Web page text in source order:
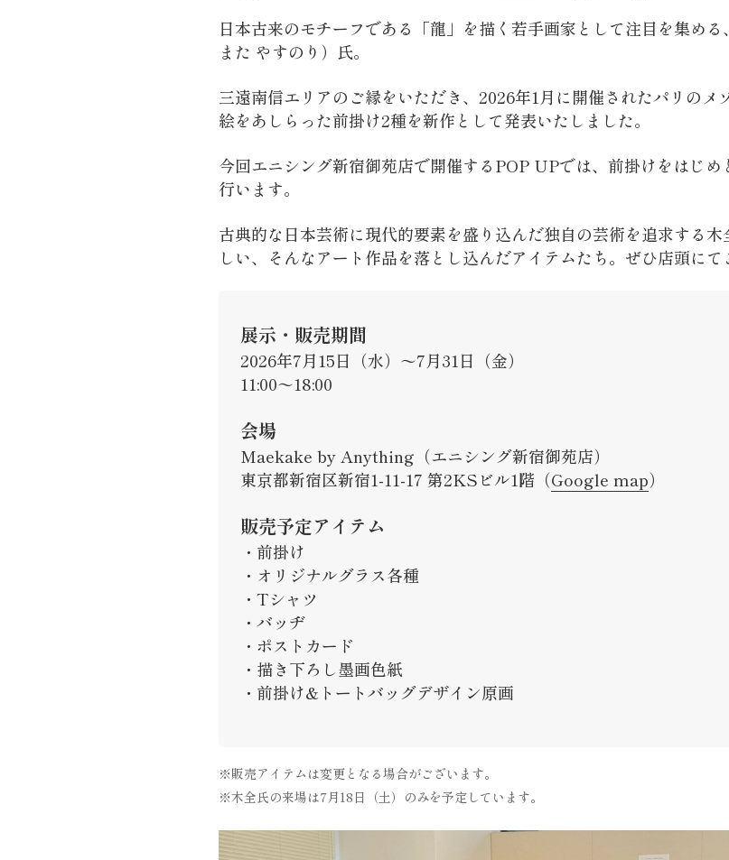
日本古来のモチーフである「龍」を描く若手画家として注目を集め
また やすのり）氏。
三遠南信エリアのご縁をいただき、2026年1月に開催されたパリのメ
絵をあしらった前掛け2種を新作として発表いたしました。
今回エニシング新宿御苑店で開催するPOP UPでは、前掛けをはじ
行います。
古典的な日本芸術に現代的要素を盛り込んだ独自の芸術を追求する
しい、そんなアート作品を落とし込んだアイテムたち。ぜひ店頭にて
展示・販売期間
2026年7月15日（水）〜7月31日（金）
11:00〜18:00
会場
Maekake by Anything（エニシング新宿御苑店）
東京都新宿区新宿1-11-17 第2KSビル1階（Google map）
販売予定アイテム
・前掛け
・オリジナルグラス各種
・Tシャツ
・バッヂ
・ポストカード
・描き下ろし墨画色紙
・前掛け&トートバッグデザイン原画
※販売アイテムは変更となる場合がございます。
※木全氏の来場は7月18日（土）のみを予定しています。